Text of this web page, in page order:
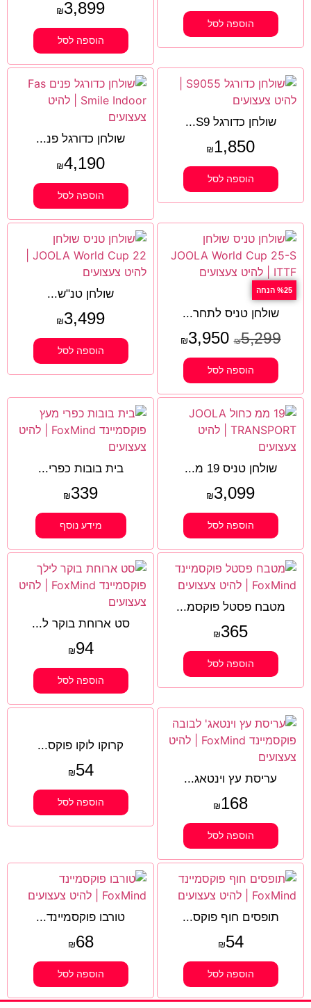
הוספה לסל
₪3,899
הוספה לסל
שולחן כדורגל S9...
₪1,850
הוספה לסל
שולחן כדורגל פנ...
₪4,190
הוספה לסל
%25 הנחה
שולחן טניס לתחר...
₪5,299
₪3,950
הוספה לסל
שולחן טנ"ש...
₪3,499
הוספה לסל
שולחן טניס 19 מ...
₪3,099
הוספה לסל
בית בובות כפרי...
₪339
מידע נוסף
מטבח פסטל פוקסמ...
₪365
הוספה לסל
סט ארוחת בוקר ל...
₪94
הוספה לסל
עריסת עץ וינטאג...
₪168
הוספה לסל
קרוקו לוקו פוקס...
₪54
הוספה לסל
תופסים חוף פוקס...
₪54
הוספה לסל
טורבו פוקסמיינד...
₪68
הוספה לסל